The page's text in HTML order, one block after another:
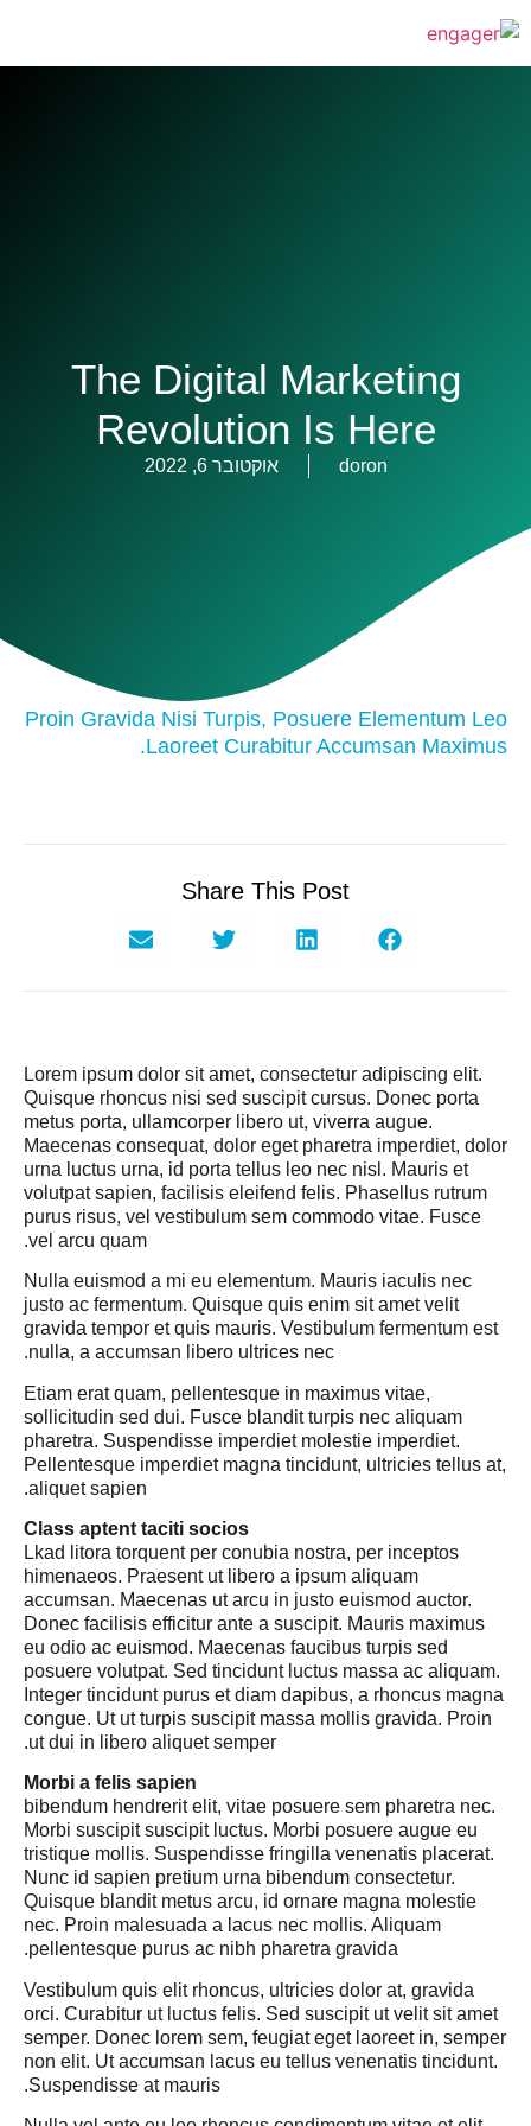
The Digital Marketing
Revolution Is Here
doron אוקטובר 6, 2022
Proin Gravida Nisi Turpis, Posuere Elementum Leo
Laoreet Curabitur Accumsan Maximus.
Share This Post
Lorem ipsum dolor sit amet, consectetur adipiscing elit.
Quisque rhoncus nisi sed suscipit cursus. Donec porta
metus porta, ullamcorper libero ut, viverra augue.
Maecenas consequat, dolor eget pharetra imperdiet, dolor
urna luctus urna, id porta tellus leo nec nisl. Mauris et
volutpat sapien, facilisis eleifend felis. Phasellus rutrum
purus risus, vel vestibulum sem commodo vitae. Fusce
vel arcu quam.
Nulla euismod a mi eu elementum. Mauris iaculis nec
justo ac fermentum. Quisque quis enim sit amet velit
gravida tempor et quis mauris. Vestibulum fermentum est
nulla, a accumsan libero ultrices nec.
Etiam erat quam, pellentesque in maximus vitae,
sollicitudin sed dui. Fusce blandit turpis nec aliquam
pharetra. Suspendisse imperdiet molestie imperdiet.
Pellentesque imperdiet magna tincidunt, ultricies tellus at,
aliquet sapien.
Class aptent taciti socios
Lkad litora torquent per conubia nostra, per inceptos
himenaeos. Praesent ut libero a ipsum aliquam
accumsan. Maecenas ut arcu in justo euismod auctor.
Donec facilisis efficitur ante a suscipit. Mauris maximus
eu odio ac euismod. Maecenas faucibus turpis sed
posuere volutpat. Sed tincidunt luctus massa ac aliquam.
Integer tincidunt purus et diam dapibus, a rhoncus magna
congue. Ut ut turpis suscipit massa mollis gravida. Proin
ut dui in libero aliquet semper.
Morbi a felis sapien
bibendum hendrerit elit, vitae posuere sem pharetra nec.
Morbi suscipit suscipit luctus. Morbi posuere augue eu
tristique mollis. Suspendisse fringilla venenatis placerat.
Nunc id sapien pretium urna bibendum consectetur.
Quisque blandit metus arcu, id ornare magna molestie
nec. Proin malesuada a lacus nec mollis. Aliquam
pellentesque purus ac nibh pharetra gravida.
Vestibulum quis elit rhoncus, ultricies dolor at, gravida
orci. Curabitur ut luctus felis. Sed suscipit ut velit sit amet
semper. Donec lorem sem, feugiat eget laoreet in, semper
non elit. Ut accumsan lacus eu tellus venenatis tincidunt.
Suspendisse at mauris.